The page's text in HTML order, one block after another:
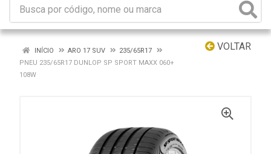
VOLTAR
INÍCIO ARO 17 SUV
235/65R17
PNEU 235/65R17 DUNLOP SP SPORT MAXX 060+
108W